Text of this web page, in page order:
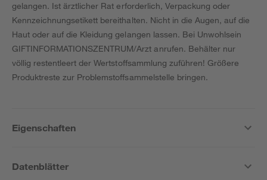
gelangen. Ist ärztlicher Rat erforderlich, Verpackung oder
Kennzeichnungsetikett bereithalten. Nicht in die Augen, auf die
Haut oder auf die Kleidung gelangen lassen. Bei Unwohlsein
GIFTINFORMATIONSZENTRUM/Arzt anrufen. Behälter nur
völlig restentleert der Wertstoffsammlung zuführen! Größere
Produktreste zur Problemstoffsammelstelle bringen.
Eigenschaften
Datenblätter